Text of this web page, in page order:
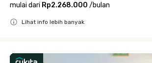
mulai dari Rp2.268.000 /bulan
Lihat info lebih banyak